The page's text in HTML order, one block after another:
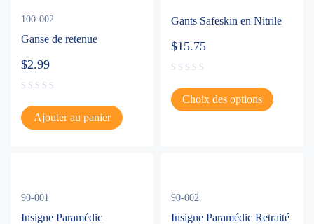
100-002
Ganse de retenue
$2.99
Ajouter au panier
Gants Safeskin en Nitrile
$15.75
Choix des options
90-001
Insigne Paramédic
90-002
Insigne Paramédic Retraité